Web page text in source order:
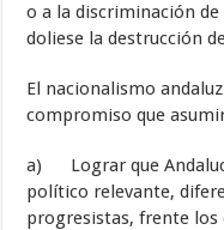
o a la discriminación
doliese la destrucción
El nacionalismo
compromiso que
a) Lograr que
político relevante,
progresistas, frente los